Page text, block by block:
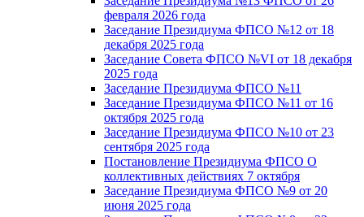
февраля 2026 года
Заседание Президиума ФПСО №12 от 18
декабря 2025 года
Заседание Совета ФПСО №VI от 18 декабря
2025 года
Заседание Президиума ФПСО №11
Заседание Президиума ФПСО №11 от 16
октября 2025 года
Заседание Президиума ФПСО №10 от 23
сентября 2025 года
Постановление Президиума ФПСО О
коллективных действиях 7 октября
Заседание Президиума ФПСО №9 от 20
июня 2025 года